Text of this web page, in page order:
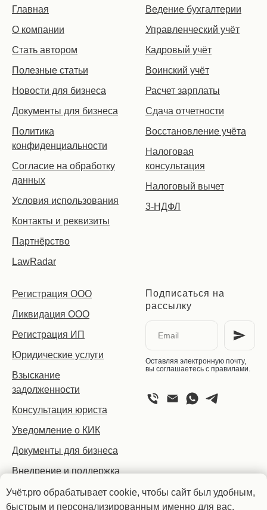
Учёт.pro обрабатывает cookie, чтобы сайт был удобным,
быстрым и персонализированным именно для вас.
Главная
О компании
Стать автором
Полезные статьи
Новости для бизнеса
Документы для бизнеса
Политика
конфиденциальности
Согласие на обработку
данных
Условия использования
Контакты и реквизиты
Партнёрство
LawRadar
Ведение бухгалтерии
Управленческий учёт
Кадровый учёт
Воинский учёт
Расчет зарплаты
Сдача отчетности
Восстановление учёта
Налоговая
консультация
Налоговый вычет
3-НДФЛ
Регистрация ООО
Ликвидация ООО
Регистрация ИП
Юридические услуги
Взыскание
задолженности
Консультация юриста
Уведомление о КИК
Документы для бизнеса
Внедрение и поддержка
ИТ-аутсорсинг
Подписаться на
рассылку
Оставляя электронную почту,
вы соглашаетесь с правилами.